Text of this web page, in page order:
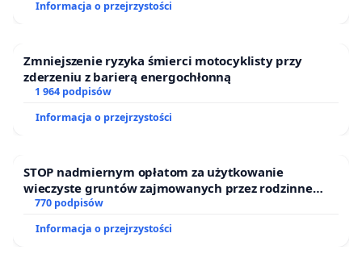
Informacja o przejrzystości
Zmniejszenie ryzyka śmierci motocyklisty przy
zderzeniu z barierą energochłonną
1 964 podpisów
Informacja o przejrzystości
STOP nadmiernym opłatom za użytkowanie
wieczyste gruntów zajmowanych przez rodzinne
ogrody działkowe.
770 podpisów
Informacja o przejrzystości